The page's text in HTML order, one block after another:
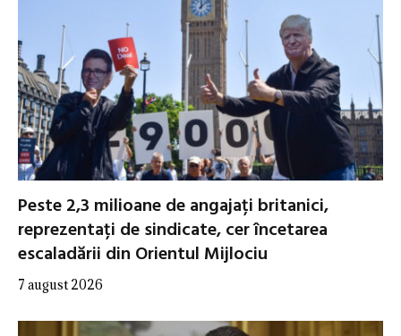
Peste 2,3 milioane de angajați britanici,
reprezentați de sindicate, cer încetarea
escaladării din Orientul Mijlociu
7 august 2026